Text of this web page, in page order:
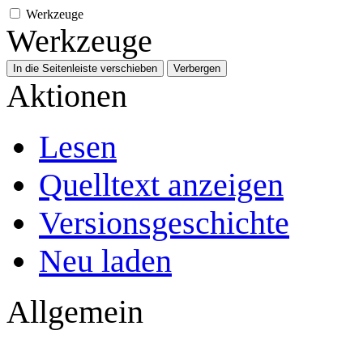
Werkzeuge
Werkzeuge
In die Seitenleiste verschieben Verbergen
Aktionen
Lesen
Quelltext anzeigen
Versionsgeschichte
Neu laden
Allgemein